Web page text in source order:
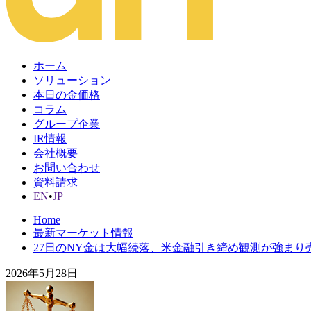
ホーム
ソリューション
本日の金価格
コラム
グループ企業
IR情報
会社概要
お問い合わせ
資料請求
EN•JP
Home
最新マーケット情報
27日のNY金は大幅続落、米金融引き締め観測が強まり
2026年5月28日